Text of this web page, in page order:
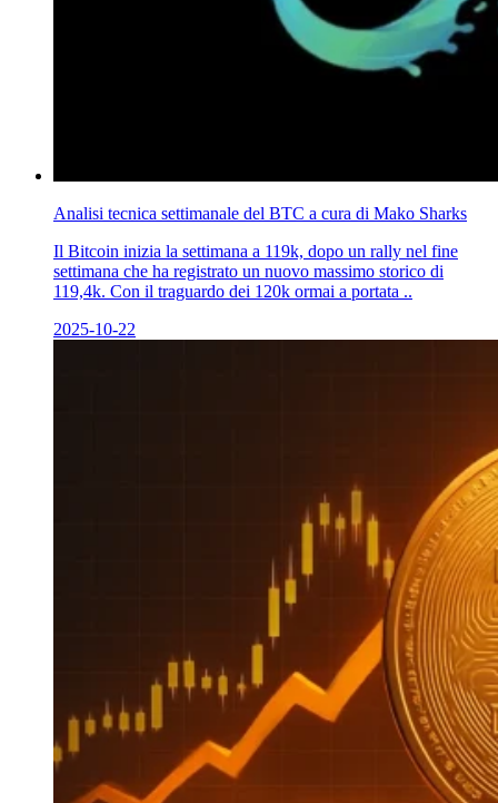
Analisi tecnica settimanale del BTC a cura di Mako Sharks
Il Bitcoin inizia la settimana a 119k, dopo un rally nel fine
settimana che ha registrato un nuovo massimo storico di
119,4k. Con il traguardo dei 120k ormai a portata ..
2025-10-22